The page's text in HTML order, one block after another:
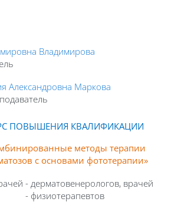
Владимирова
Александровна Маркова
ПОВЫШЕНИЯ КВАЛИФИКАЦИИ
методы терапии
с основами фототерапии»
- дерматовенерологов, врачей
- физиотерапевтов